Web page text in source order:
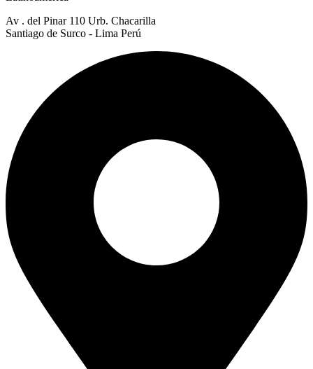
Av . del Pinar 110 Urb. Chacarilla
Santiago de Surco - Lima Perú